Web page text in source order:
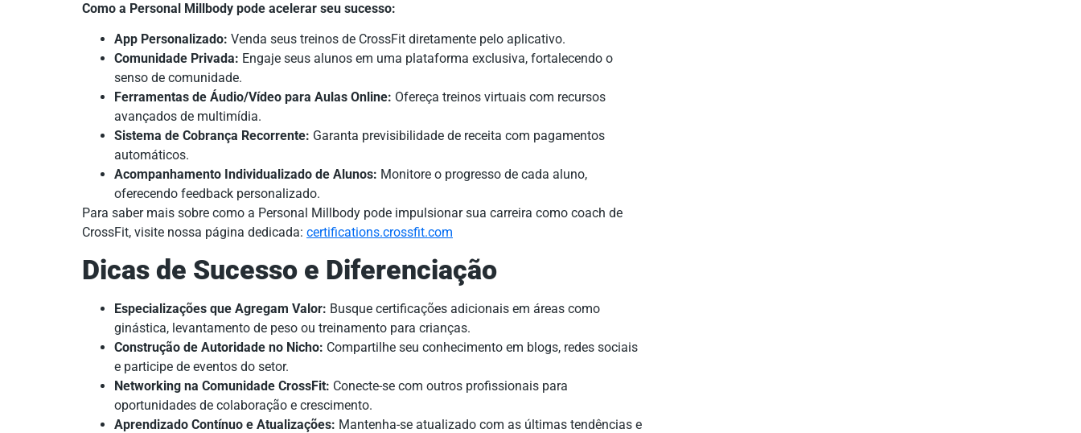
Como a Personal Millbody pode acelerar seu sucesso:
App Personalizado: Venda seus treinos de CrossFit diretamente pelo aplicativo.
Comunidade Privada: Engaje seus alunos em uma plataforma exclusiva, fortalecendo o
senso de comunidade.
Ferramentas de Áudio/Vídeo para Aulas Online: Ofereça treinos virtuais com recursos
avançados de multimídia.
Sistema de Cobrança Recorrente: Garanta previsibilidade de receita com pagamentos
automáticos.
Acompanhamento Individualizado de Alunos: Monitore o progresso de cada aluno,
oferecendo feedback personalizado.
Para saber mais sobre como a Personal Millbody pode impulsionar sua carreira como coach de
CrossFit, visite nossa página dedicada: certifications.crossfit.com
Dicas de Sucesso e Diferenciação
Especializações que Agregam Valor: Busque certificações adicionais em áreas como
ginástica, levantamento de peso ou treinamento para crianças.
Construção de Autoridade no Nicho: Compartilhe seu conhecimento em blogs, redes sociais
e participe de eventos do setor.
Networking na Comunidade CrossFit: Conecte-se com outros profissionais para
oportunidades de colaboração e crescimento.
Aprendizado Contínuo e Atualizações: Mantenha-se atualizado com as últimas tendências e